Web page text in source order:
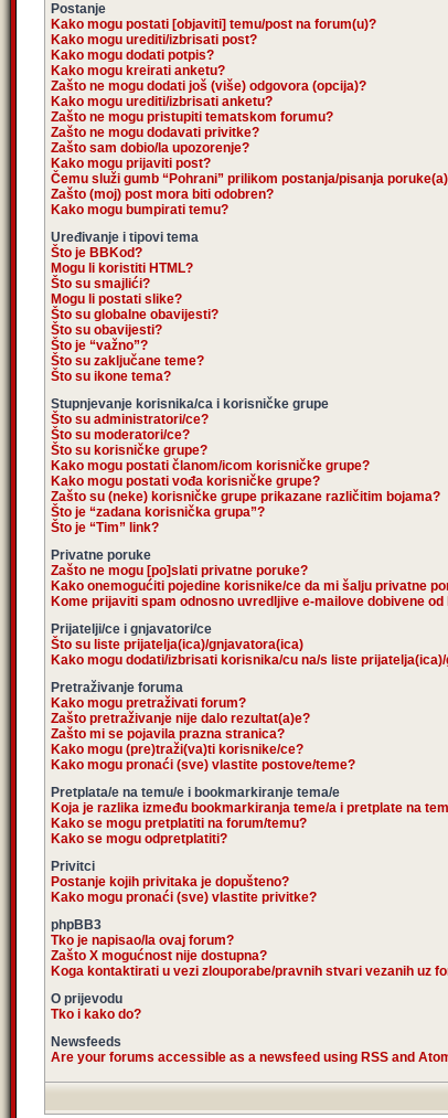
Postanje
Kako mogu postati [objaviti] temu/post na forum(u)?
Kako mogu urediti/izbrisati post?
Kako mogu dodati potpis?
Kako mogu kreirati anketu?
Zašto ne mogu dodati još (više) odgovora (opcija)?
Kako mogu urediti/izbrisati anketu?
Zašto ne mogu pristupiti tematskom forumu?
Zašto ne mogu dodavati privitke?
Zašto sam dobio/la upozorenje?
Kako mogu prijaviti post?
Čemu služi gumb “Pohrani” prilikom postanja/pisanja
Zašto (moj) post mora biti odobren?
Kako mogu bumpirati temu?
Uređivanje i tipovi tema
Što je BBKod?
Mogu li koristiti HTML?
Što su smajlići?
Mogu li postati slike?
Što su globalne obavijesti?
Što su obavijesti?
Što je “važno”?
Što su zaključane teme?
Što su ikone tema?
Stupnjevanje korisnika/ca i korisničke grupe
Što su administratori/ce?
Što su moderatori/ce?
Što su korisničke grupe?
Kako mogu postati članom/icom korisničke grupe?
Kako mogu postati vođa korisničke grupe?
Zašto su (neke) korisničke grupe prikazane različitim bojama?
Što je “zadana korisnička grupa”?
Što je “Tim” link?
Privatne poruke
Zašto ne mogu [po]slati privatne poruke?
Kako onemogućiti pojedine korisnike/ce da mi šalju privatne
Kome prijaviti spam odnosno uvredljive e-mailove dobivene
Prijatelji/ce i gnjavatori/ce
Što su liste prijatelja(ica)/gnjavatora(ica)
Kako mogu dodati/izbrisati korisnika/cu na/s liste
Pretraživanje foruma
Kako mogu pretraživati forum?
Zašto pretraživanje nije dalo rezultat(a)e?
Zašto mi se pojavila prazna stranica?
Kako mogu (pre)traži(va)ti korisnike/ce?
Kako mogu pronaći (sve) vlastite postove/teme?
Pretplata/e na temu/e i bookmarkiranje tema/e
Koja je razlika između bookmarkiranja teme/a i pretplate na
Kako se mogu pretplatiti na forum/temu?
Kako se mogu odpretplatiti?
Privitci
Postanje kojih privitaka je dopušteno?
Kako mogu pronaći (sve) vlastite privitke?
phpBB3
Tko je napisao/la ovaj forum?
Zašto X mogućnost nije dostupna?
Koga kontaktirati u vezi zlouporabe/pravnih stvari vezanih uz
O prijevodu
Tko i kako do?
Newsfeeds
Are your forums accessible as a newsfeed using RSS and